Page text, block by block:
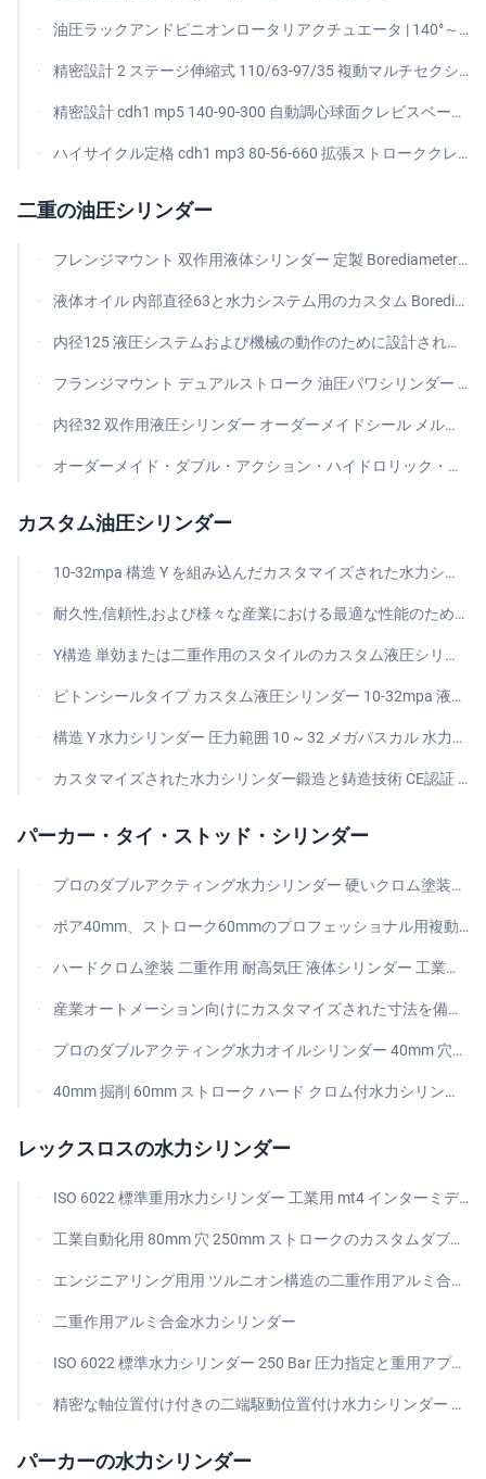
油圧ラックアンドピニオンロータリアクチュエータ | 140°～190°のスイング範囲
精密設計 2 ステージ伸縮式 110/63-97/35 複動マルチセクション拡張ストローク工作機械油圧シリンダ CNC マシニングセンター用ワークピースクランプ治具位置決め
精密設計 cdh1 mp5 140-90-300 自動調心球面クレビスベースマウントクロムメッキピストンロッド冶金油圧シリンダー製鉄所連続鋳造取鍋タレット機械用
ハイサイクル定格 cdh1 mp3 80-56-660 拡張ストローククレビスからクレビスマウント複動ミルタイプ冶金用油圧シリンダ製鉄所スラブ移送コークス炉プッシャー装置用
二重の油圧シリンダー
フレンジマウント 双作用液体シリンダー 定製 Borediameter 重荷工業用液体機器用に設計
液体オイル 内部直径63と水力システム用のカスタム Borediameter を含む二重作用液体シリンダー
内径125 液圧システムおよび機械の動作のために設計されたカスタムダブルエンドの水力ピストンシリンダー
フランジマウント デュアルストローク 油圧パワシリンダー カスタムボア径 耐久性油圧アクチュエータ 出力供給
内径32 双作用液圧シリンダー オーダーメイドシール メルケル精密工業用設計
オーダーメイド・ダブル・アクション・ハイドロリック・シリンダー 小穴・ハイドロリック・シリンダー オーダーメイド・ボア直径仕様
カスタム油圧シリンダー
10-32mpa 構造 Y を組み込んだカスタマイズされた水力シリンダー
耐久性,信頼性,および様々な産業における最適な性能のために設計されたカスタム10-32mpa水力シリンダー
Y構造 単効または二重作用のスタイルのカスタム液圧シリンダー 液圧操作を提供する中国シールで装備
ビトンシールタイプ カスタム液圧シリンダー 10-32mpa 液圧プレス エレベーターと産業自動化のための理想的なソリューション
構造 Y 水力シリンダー 圧力範囲 10 ~ 32 メガパスカル 水力システムでの性能のために設計
カスタマイズされた水力シリンダー鍛造と鋳造技術 CE認証 工業用水力ソリューションのカスタマイズされた理想
パーカー・タイ・ストッド・シリンダー
プロのダブルアクティング水力シリンダー 硬いクロム塗装棒と16MPaから31.5mpaの圧力範囲
ボア40mm、ストローク60mmのプロフェッショナル用複動油圧オイルシリンダ - タイロッドシリンダ
ハードクロム塗装 二重作用 耐高気圧 液体シリンダー 工業自動化用 ロープシリンダー
産業オートメーション向けにカスタマイズされた寸法を備えた硬質クロムメッキ複動油圧シリンダ
プロのダブルアクティング水力オイルシリンダー 40mm 穴とハードクロム塗装棒
40mm 掘削 60mm ストローク ハード クロム付水力シリンダー ロープスティックシリンダー
レックスロスの水力シリンダー
ISO 6022 標準重用水力シリンダー 工業用 mt4 インターミディアート トリニオンマウント
工業自動化用 80mm 穴 250mm ストロークのカスタムダブルアクション水力シリンダー
エンジニアリング用用 ツルニオン構造の二重作用アルミ合金水力シリンダー
二重作用アルミ合金水力シリンダー
ISO 6022 標準水力シリンダー 250 Bar 圧力指定と重用アプリケーションのためのトランニオンマウント
精密な軸位置付け付きの二端駆動位置付け水力シリンダー 重荷フラットヘッド接続
パーカーの水力シリンダー